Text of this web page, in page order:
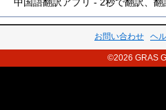
お問い合わせ ヘ
©2026 GRAS